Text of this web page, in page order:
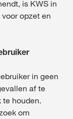
is KWS in
opzet en
in geen
af te
te houden.
om